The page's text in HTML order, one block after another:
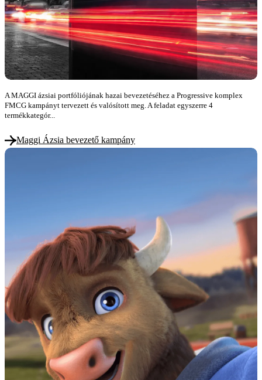
A MAGGI ázsiai portfóliójának hazai bevezetéséhez a Progressive komplex
FMCG kampányt tervezett és valósított meg. A feladat egyszerre 4
termékkategór...
Maggi Ázsia bevezető kampány